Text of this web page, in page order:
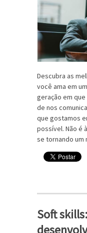
Descubra as
você ama em
geração em
de nos
que gostamos
possível. Não é
se tornando um
Soft